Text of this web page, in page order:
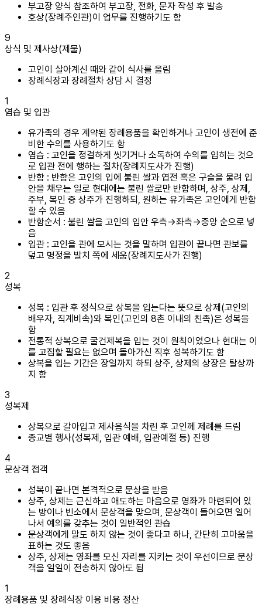
부고장 양식 참조하여 부고장, 전화, 문자 작성 후 발송
호상(장례주인관)이 업무를 진행하기도 함
9
상식 및 제사상(제물)
고인이 살아계신 때와 같이 식사를 올림
장례식장과 장례절차 상담 시 결정
1
염습 및 입관
유가족의 경우 계약된 장례용품을 확인하거나 고인이 생전에 준
비한 수의를 사용하기도 함
염습 : 고인을 정결하게 씻기거나 소독하여 수의를 입히는 것으
로 입관 전에 행하는 절차(장례지도사가 진행)
반함 : 반함은 고인의 입에 불린 쌀과 엽전 혹은 구슬을 물려 입
안을 채우는 일로 현대에는 불린 쌀로만 반함하며, 상주, 상제,
주부, 복인 중 상주가 진행하되, 원하는 유가족은 고인에게 반함
할 수 있음
반함순서 : 불린 쌀을 고인의 입안 우측→좌측→중앙 순으로 넣
음
입관 : 고인을 관에 모시는 것을 말하며 입관이 끝나면 관보를
덮고 명정을 발치 쪽에 세움(장례지도사가 진행)
2
성복
성복 : 입관 후 정식으로 상복을 입는다는 뜻으로 상제(고인의
배우자, 직계비속)와 복인(고인의 8촌 이내의 친족)은 성복을
함
전통적 상복으로 굴건제복을 입는 것이 원칙이었으나 현대는 이
를 고집할 필요는 없으며 돌아가신 직후 성복하기도 함
상복을 입는 기간은 장일까지 하되 상주, 상제의 상장은 탈상까
지 함
3
성복제
상복으로 갈아입고 제사음식을 차린 후 고인께 제례를 드림
종교별 행사(성복제, 입관 예배, 입관예절 등) 진행
4
문상객 접객
성복이 끝나면 본격적으로 문상을 받음
상주, 상제는 근신하고 애도하는 마음으로 영좌가 마련되어 있
는 방이나 빈소에서 문상객을 맞으며, 문상객이 들어오면 일어
나서 예의를 갖추는 것이 일반적인 관습
문상객에게 말도 하지 않는 것이 좋다고 하나, 간단히 고마움을
표하는 것도 좋음
상주, 상제는 영좌를 모신 자리를 지키는 것이 우선이므로 문상
객을 일일이 전송하지 않아도 됨
1
장례용품 및 장례식장 이용 비용 정산